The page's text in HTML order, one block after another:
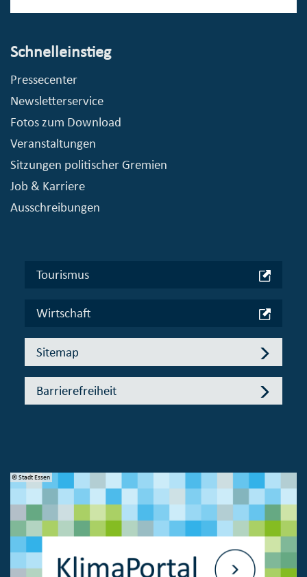
Schnelleinstieg
Pressecenter
Newsletterservice
Fotos zum Download
Veranstaltungen
Sitzungen politischer Gremien
Job & Karriere
Ausschreibungen
Tourismus
Wirtschaft
Sitemap
Barrierefreiheit
© Stadt Essen